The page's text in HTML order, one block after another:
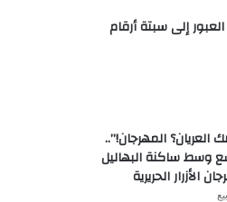
إلى سبتة أرقام
المهرجان!”..
وسط ساكنة البهاليل
الأزرار الحريرية